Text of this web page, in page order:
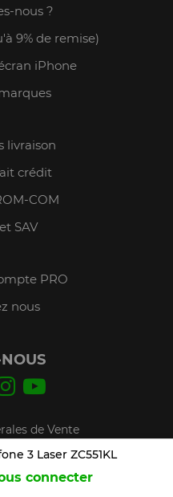
3 Laser ZC551KL
connecter
nous ?
9% de remise)
iPhone
livraison
crédit
COM
SAV
PRO
nous
de Vente
site